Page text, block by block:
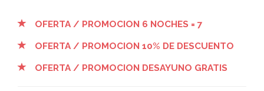
OFERTA / PROMOCION 6 NOCHES = 7
OFERTA / PROMOCION 10% DE DESCUENTO
OFERTA / PROMOCION DESAYUNO GRATIS